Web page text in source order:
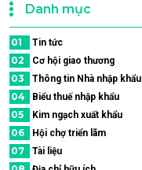
Danh mục
01 Tin tức
02 Cơ hội giao thương
03 Thông tin Nhà nhập khẩu
04 Biểu thuế nhập khẩu
05 Kim ngạch xuất khẩu
06 Hội chợ triển lãm
07 Tài liệu